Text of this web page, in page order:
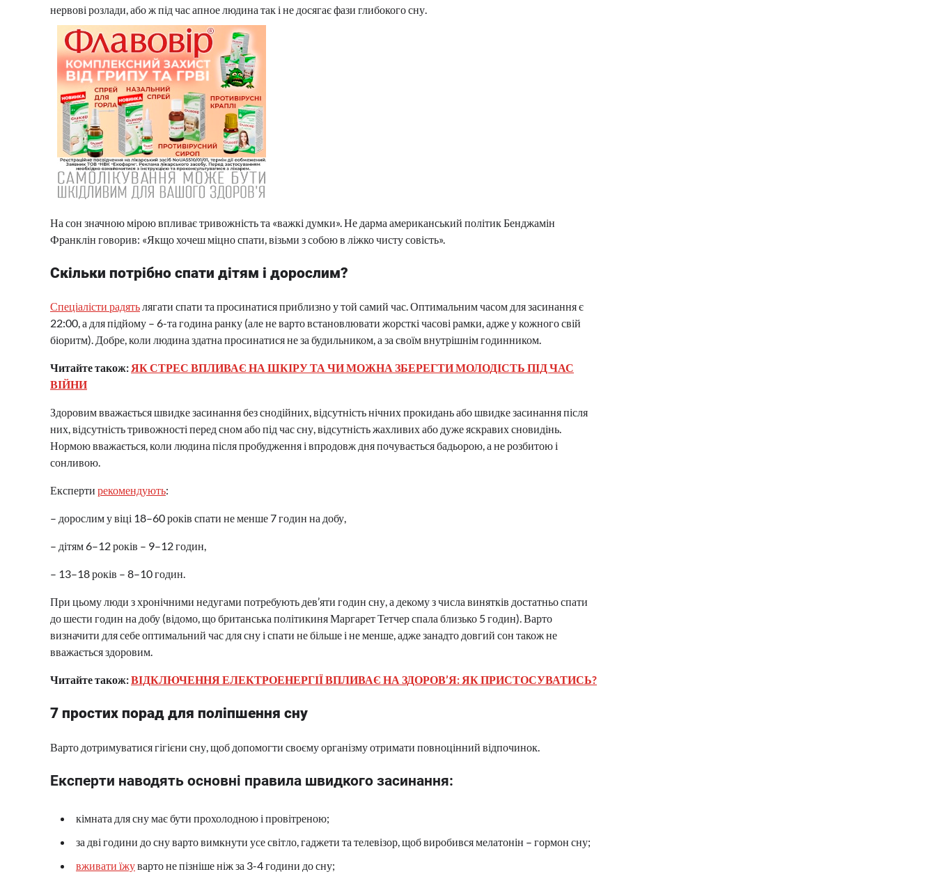
нервові розлади, або ж під час апное людина так і не досягає фази глибокого сну.
На сон значною мірою впливає тривожність та «важкі думки». Не дарма американський політик Бенджамін
Франклін говорив: «Якщо хочеш міцно спати, візьми з собою в ліжко чисту совість».
Скільки потрібно спати дітям і дорослим?
Спеціалісти радятьлягати спати та просинатися приблизно у той самий час. Оптимальним часом для засинання є
22:00, а для підйому – 6-та година ранку (але не варто встановлювати жорсткі часові рамки, адже у кожного свій
біоритм). Добре, коли людина здатна просинатися не за будильником, а за своїм внутрішнім годинником.
Читайте також: ЯК СТРЕС ВПЛИВАЄ НА ШКІРУ ТА ЧИ МОЖНА ЗБЕРЕГТИ МОЛОДІСТЬ ПІД ЧАС
ВІЙНИ
Здоровим вважається швидке засинання без снодійних, відсутність нічних прокидань або швидке засинання після
них, відсутність тривожності перед сном або під час сну, відсутність жахливих або дуже яскравих сновидінь.
Нормою вважається, коли людина після пробудження і впродовж дня почувається бадьорою, а не розбитою і
сонливою.
Експерти рекомендують:
– дорослим у віці 18–60 років спати не менше 7 годин на добу,
– дітям 6–12 років – 9–12 годин,
– 13–18 років – 8–10 годин.
При цьому люди з хронічними недугами потребують дев’яти годин сну, а декому з числа винятків достатньо спати
до шести годин на добу (відомо, що британська політикиня Маргарет Тетчер спала близько 5 годин). Варто
визначити для себе оптимальний час для сну і спати не більше і не менше, адже занадто довгий сон також не
вважається здоровим.
Читайте також:ВІДКЛЮЧЕННЯ ЕЛЕКТРОЕНЕРГІЇ ВПЛИВАЄ НА ЗДОРОВ’Я: ЯК ПРИСТОСУВАТИСЬ?
7 простих порад для поліпшення сну
Варто дотримуватися гігієни сну, щоб допомогти своєму організму отримати повноцінний відпочинок.
Експерти наводять основні правила швидкого засинання:
кімната для сну має бути прохолодною і провітреною;
за дві години до сну варто вимкнути усе світло, гаджети та телевізор, щоб виробився мелатонін – гормон сну;
вживати їжуварто не пізніше ніж за 3-4 години до сну;